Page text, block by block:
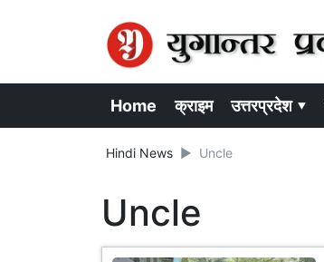
Home क्राइम उत्तरप्रदेश ▾
Hindi News Uncle
Uncle